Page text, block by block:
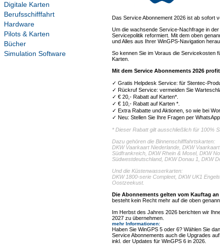
Digitale Karten
Berufsschifffahrt
Hardware
Pilots & Karten
Bücher
Simulation Software
Das Service Abonnement 2026 ist ab sofort
Um die wachsende Service-Nachfrage in
Servicepolitik reformiert. Mit dem oben
und Alles aus Ihrer WinGPS-Navigation
So kennen Sie im Voraus die Servicekosten
Karten.
Mit dem Service Abonnements 2026
✓ Gratis Helpdesk Service: für Stentec-
✓ Rückruf Service: vermeiden Sie
✓ € 20,- Rabatt auf Karten*.
✓ € 10,- Rabatt auf Karten *.
✓ Extra Rabatte und Aktionen, so wie bei
✓ Neu: Stellen Sie Ihre Fragen per
* Dieser Rabatt gilt ausschließlich für 100%
Dazu gehören die Binnenschifffahrtskarten:
DKW Vaarkaart Niederlande, DKW
Südfrankreich, DKW Rhein & Mosel, DKW
Südwestdeutschland, DKW Donau 1, DKW
Und die Küstenwasserkarten:
DKW 1800-serie Compleet, DKW UK1
Oostzeekust.
Die Abonnements gelten vom Kauftag
besteht kein Recht mehr auf die oben
Im Herbst des Jahres 2026 berichten wir
2027 zu übernehmen.
mehr Informationen:
Haben Sie WinGPS 5 oder 6? Wählen Sie
Service Abonnements auch die Upgrades
inkl. der Updates für WinGPS 6 in 2026.